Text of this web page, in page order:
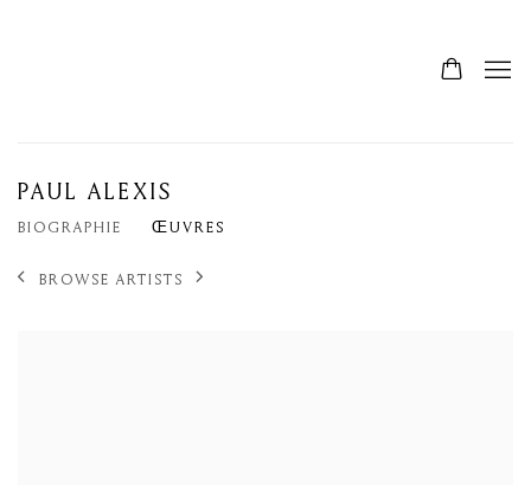
PAUL ALEXIS
BIOGRAPHIE ŒUVRES
BROWSE ARTISTS